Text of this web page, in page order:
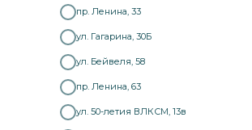
пр. Ленина, 33
ул. Гагарина, 30Б
ул. Бейвеля, 58
пр. Ленина, 63
ул. 50-летия ВЛКСМ, 13в